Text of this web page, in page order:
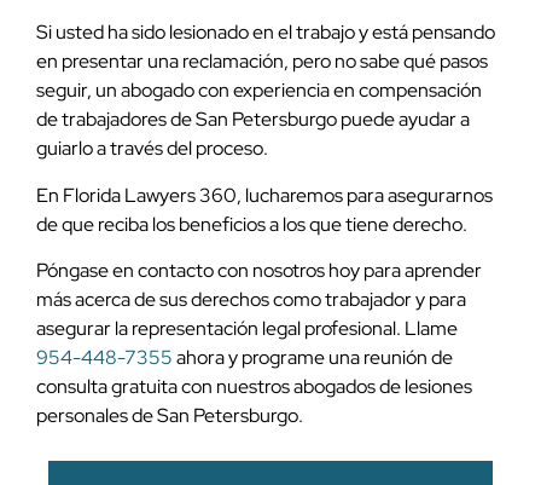
Si usted ha sido lesionado en el trabajo y está pensando
en presentar una reclamación, pero no sabe qué pasos
seguir, un abogado con experiencia en compensación
de trabajadores de San Petersburgo puede ayudar a
guiarlo a través del proceso.
En Florida Lawyers 360, lucharemos para asegurarnos
de que reciba los beneficios a los que tiene derecho.
Póngase en contacto con nosotros hoy para aprender
más acerca de sus derechos como trabajador y para
asegurar la representación legal profesional. Llame
954-448-7355ahora y programe una reunión de
consulta gratuita con nuestros abogados de lesiones
personales de San Petersburgo.